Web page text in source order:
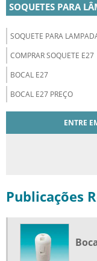
SOQUETES PARA
SOQUETE PARA
COMPRAR SOQUETE E27
BOCAL E27
BOCAL E27 PREÇO
ENTRE
Publicações